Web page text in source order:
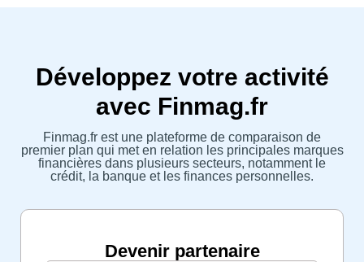
Développez votre activité
avec Finmag.fr
Finmag.fr est une plateforme de comparaison de
premier plan qui met en relation les principales marques
financières dans plusieurs secteurs, notamment le
crédit, la banque et les finances personnelles.
Devenir partenaire